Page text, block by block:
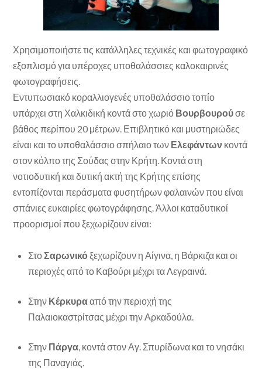
Χρησιμοποιήστε τις κατάλληλες τεχνικές και φωτογραφικό
εξοπλισμό για υπέροχες υποθαλάσσιες καλοκαιρινές
φωτογραφήσεις.
Εντυπωσιακό κοραλλιογενές υποθαλάσσιο τοπίο
υπάρχει στη Χαλκιδική κοντά στο χωριό Βουρβουρούσε
βάθος περίπου 20 μέτρων. Επιβλητικό και μυστηριώδες
είναι και το υποθαλάσσιο σπήλαιο των Ελεφάντων κοντά
στον κόλπο της Σούδας στην Κρήτη. Κοντά στη
νοτιοδυτική και δυτική ακτή της Κρήτης επίσης
εντοπίζονται περάσματα φυσητήρων φαλαινών που είναι
σπάνιες ευκαιρίες φωτογράφησης. Άλλοι καταδυτικοί
προορισμοί που ξεχωρίζουν είναι:
ΣτοΣαρωνικό ξεχωρίζουν η Αίγινα, η Βάρκιζα και οι
περιοχές από το Καβούρι μέχρι τα Λεγραινά.
Στην Κέρκυρααπό την περιοχή της
Παλαιοκαστρίτσας μέχρι την Αρκαδούλα.
Στην Πάργα, κοντά στον Αγ. Σπυρίδωνα και το νησάκι
της Παναγιάς.